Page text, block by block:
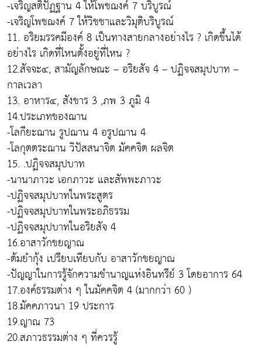
-เจริญสติปัฏฐาน 4 ให้โพชฌงค์ 7 บริบูรณ์
-เจริญโพชฌงค์ 7 ให้วิชชาและวิมุติบริบูรณ์
11. อริยมรรคมีองค์ 8 เป็นทางสายกลางอย่างไร ? เกิดขึ้นได้
อย่างไร เกิดที่ไหนตั้งอยู่ที่ไหน ?
12.สัจจะ๔, สามัญลักษณะ – อริยสัจ 4 – ปฏิจจสมุปบาท –
กาลเวลา
13. อาหาร๔, สังขาร 3 ,ภพ 3 ภูมิ 4
14.ประเภทของฌาน
-โลกียะฌาน รูปฌาน 4 อรูปฌาน 4
-โลกุตตระฌาน วิปัสสนาจิต มัคคจิต ผลจิต
15. .ปฏิจจสมุปบาท
-นานาภาวะ เอกภาวะ และสัพพะภาวะ
-ปฏิจจสมุปบาทในพระสูตร
-ปฏิจจสมุปบาทในพระอภิธรรม
-ปฏิจจสมุปบาทในอริยสัจ 4
16.อาสาวักขยญาณ
-ต้มยำกุ้ง เปรียบเทียบกับ อาสาวักขยญาณ
-ปัญญาในการรู้จักความชำนาญแห่งอินทรีย์ 3 โดยอาการ 64
17.องค์ธรรมต่าง ๆ ในมัคคจิต 4 (มากกว่า 60 )
18.มัคคภาวนา 19 ประการ
19.ญาณ 73
20.สภาวธรรมต่าง ๆ ที่ควรรู้